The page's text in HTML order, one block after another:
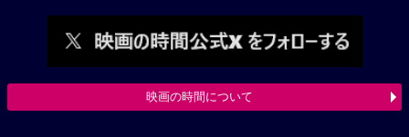
映画の時間について